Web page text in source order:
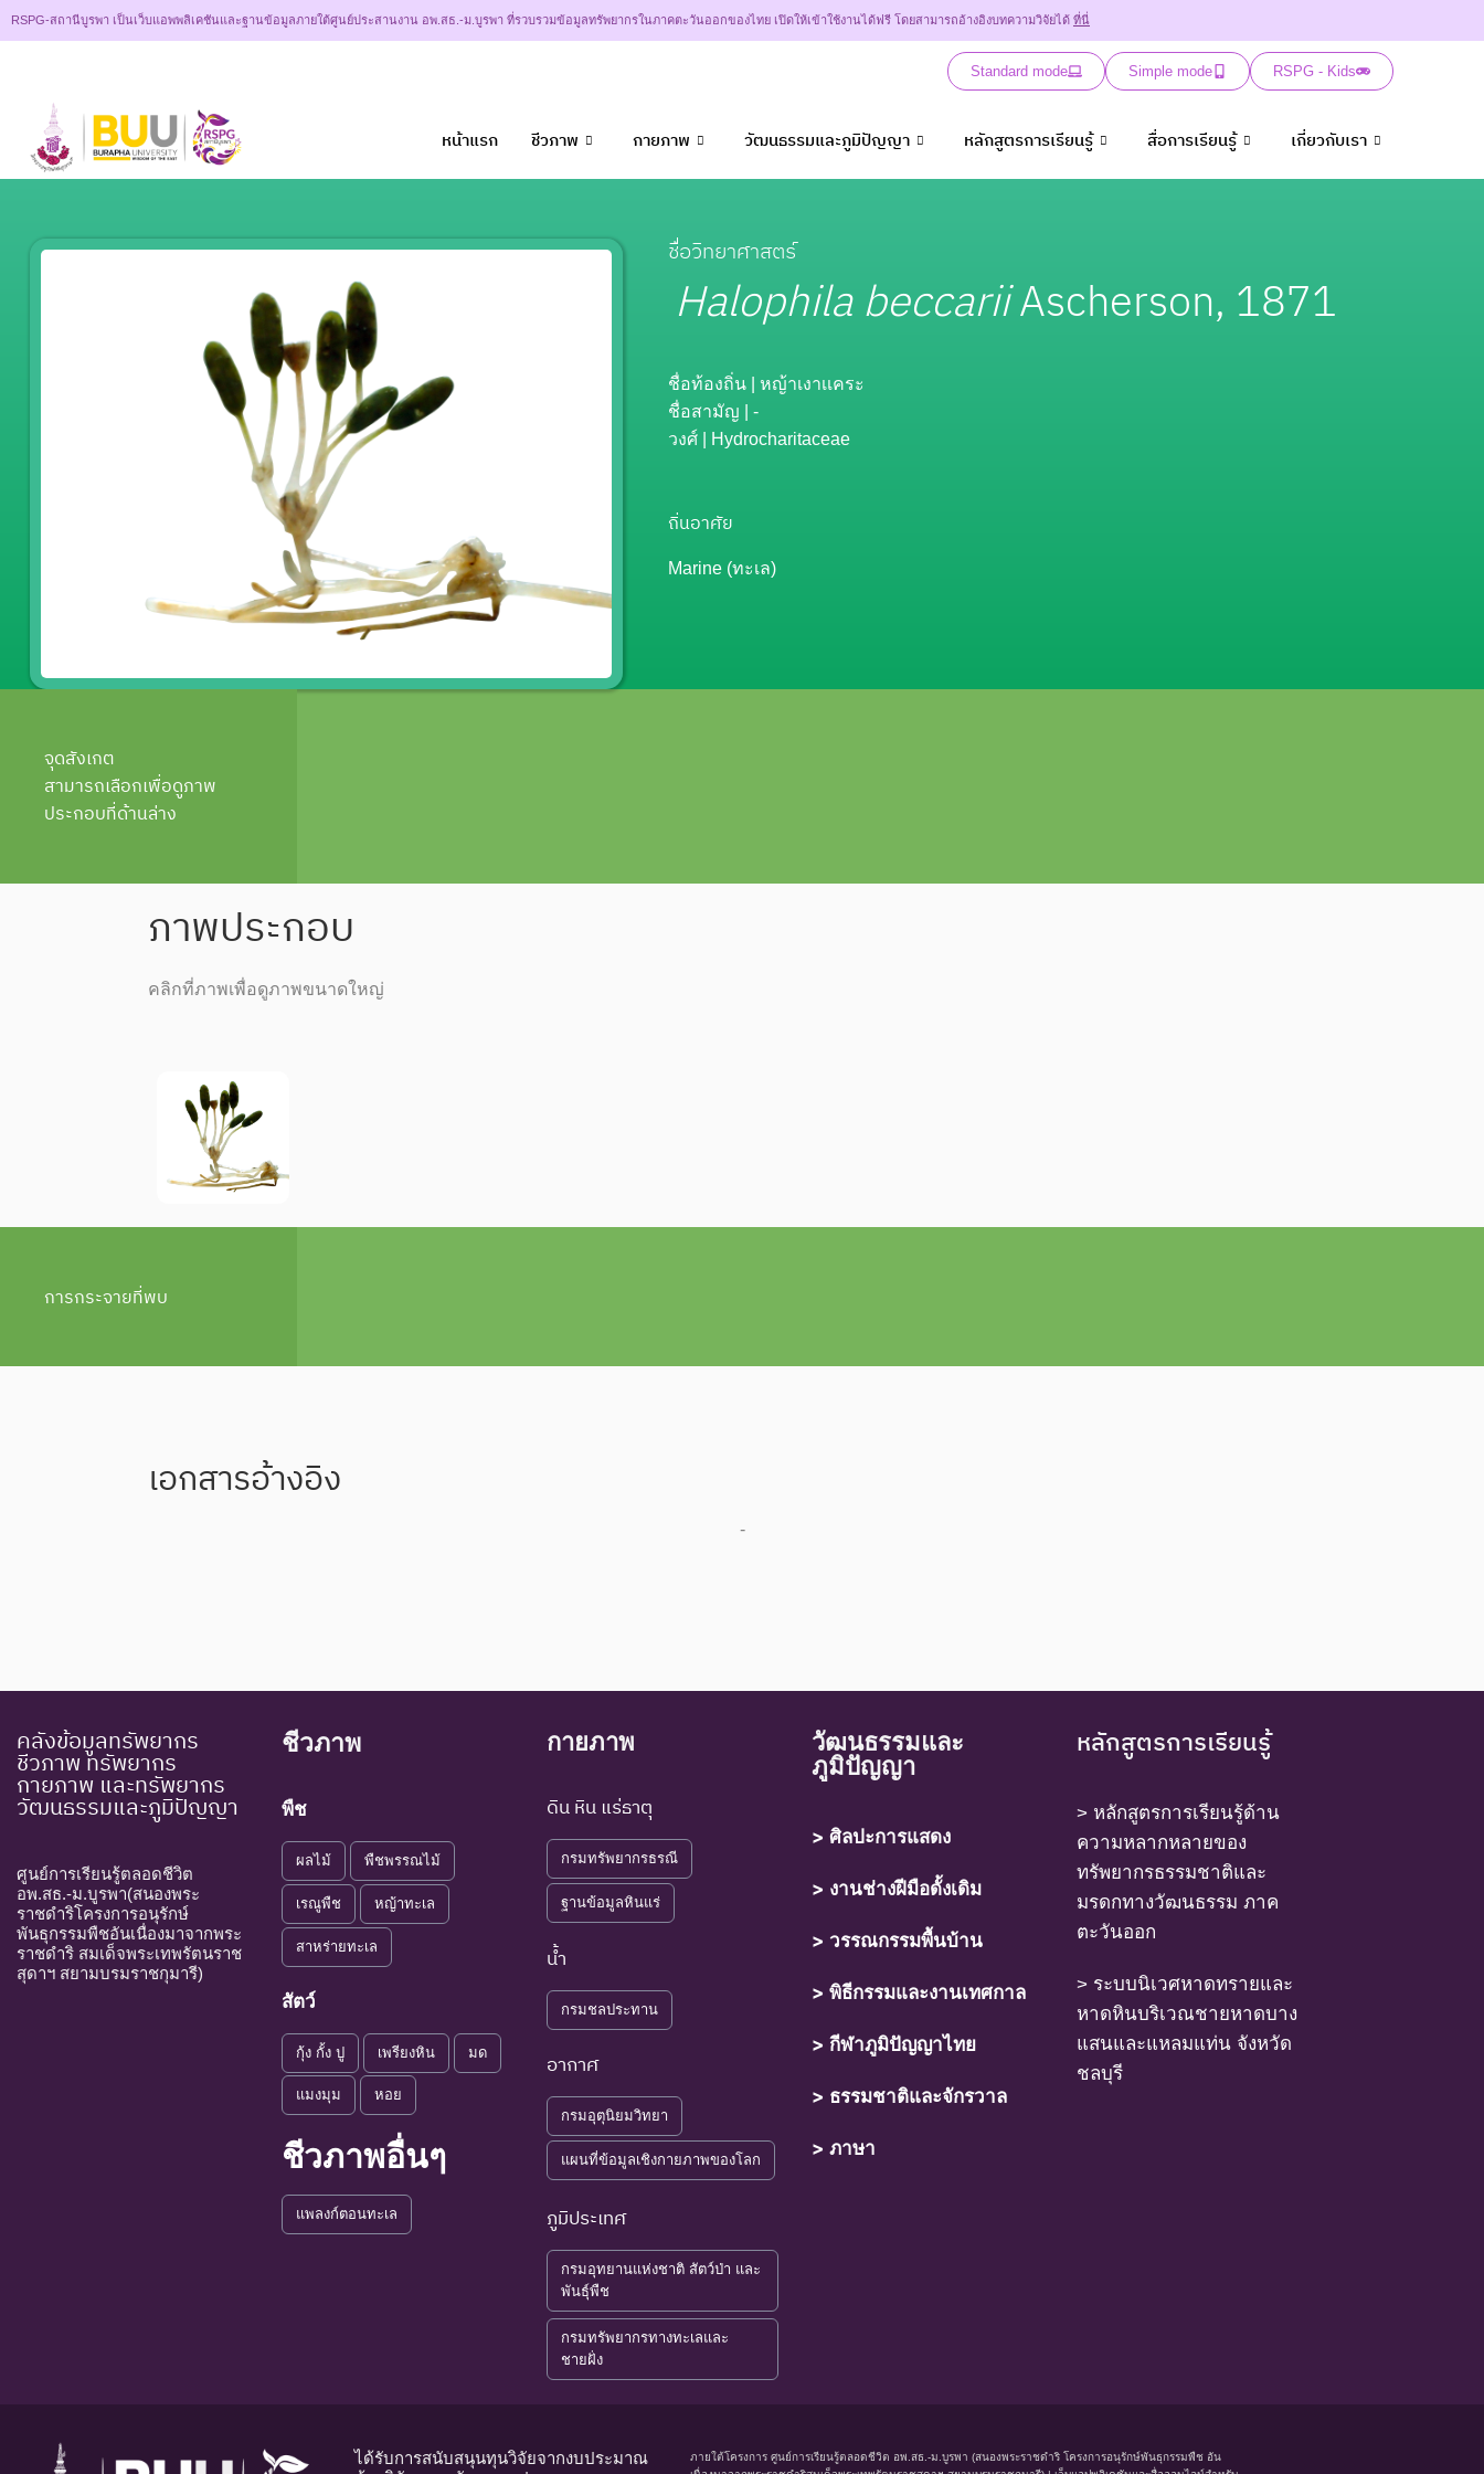
RSPG-สถานีบูรพา เป็นเว็บแอพพลิเคชันและฐานข้อมูลภายใต้ศูนย์ประสานงาน อพ.สธ.-ม.บูรพา ที่รวบรวมข้อมูลทรัพยากรในภาคตะวันออกของไทย เปิดให้เข้าใช้งานได้ฟรี โดยสามารถอ้างอิงบทความวิจัยได้ ที่นี่
Standard mode Simple mode RSPG - Kids
หน้าแรก ชีวภาพ กายภาพ วัฒนธรรมและภูมิปัญญา หลักสูตรการเรียนรู้ สื่อการเรียนรู้ เกี่ยวกับเรา
ชื่อวิทยาศาสตร์
Halophila beccariiAscherson, 1871
ชื่อท้องถิ่น| หญ้าเงาเเคระ
ชื่อสามัญ | -
วงศ์| Hydrocharitaceae
ถิ่นอาศัย
Marine (ทะเล)
จุดสังเกต
สามารถเลือกเพื่อดูภาพ
ประกอบที่ด้านล่าง
ภาพประกอบ
คลิกที่ภาพเพื่อดูภาพขนาดใหญ่
การกระจายที่พบ
เอกสารอ้างอิง
-
คลังข้อมูลทรัพยากร
ชีวภาพ ทรัพยากร
กายภาพ และทรัพยากร
วัฒนธรรมและภูมิปัญญา
ศูนย์การเรียนรู้ตลอดชีวิต
อพ.สธ.-ม.บูรพา(สนองพระ
ราชดำริโครงการอนุรักษ์
พันธุกรรมพืชอันเนื่องมาจากพระ
ราชดำริ สมเด็จพระเทพรัตนราช
สุดาฯ สยามบรมราชกุมารี)
ชีวภาพ
พืช
ผลไม้ พืชพรรณไม้
เรณูพืช หญ้าทะเล
สาหร่ายทะเล
สัตว์
กุ้ง กั้ง ปู เพรียงหิน มด
แมงมุม หอย
ชีวภาพอื่นๆ
แพลงก์ตอนทะเล
กายภาพ
ดิน หิน แร่ธาตุ
กรมทรัพยากรธรณี
ฐานข้อมูลหินแร่
น้ำ
กรมชลประทาน
อากาศ
กรมอุตุนิยมวิทยา
แผนที่ข้อมูลเชิงกายภาพของโลก
ภูมิประเทศ
กรมอุทยานแห่งชาติ สัตว์ป่า และ
พันธุ์พืช
กรมทรัพยากรทางทะเลและ
ชายฝั่ง
วัฒนธรรมและ
ภูมิปัญญา
> ศิลปะการแสดง
> งานช่างฝีมือดั้งเดิม
> วรรณกรรมพื้นบ้าน
> พิธีกรรมและงานเทศกาล
> กีฬาภูมิปัญญาไทย
> ธรรมชาติและจักรวาล
> ภาษา
หลักสูตรการเรียนรู้
> หลักสูตรการเรียนรู้ด้าน
ความหลากหลายของ
ทรัพยากรธรรมชาติและ
มรดกทางวัฒนธรรม ภาค
ตะวันออก
> ระบบนิเวศหาดทรายและ
หาดหินบริเวณชายหาดบาง
แสนและแหลมแท่น จังหวัด
ชลบุรี
ได้รับการสนับสนุนทุนวิจัยจากงบประมาณ
ภายใต้โครงการ ศูนย์การเรียนรู้ตลอดชีวิต อพ.สธ.-ม.บูรพา (สนองพระราชดำริ โครงการอนุรักษ์พันธุกรรมพืช อัน